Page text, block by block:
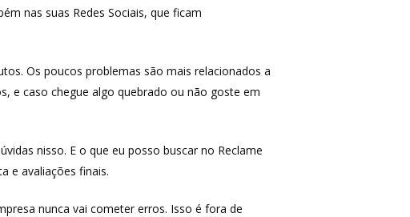
nas suas Redes Sociais, que ficam
Os poucos problemas são mais relacionados a
e caso chegue algo quebrado ou não goste em
nisso. E o que eu posso buscar no Reclame
e avaliações finais.
nunca vai cometer erros. Isso é fora de